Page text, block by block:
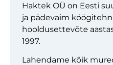
Haktek OÜ on Eesti
ja pädevaim
hooldusettevõte
1997.
Lahendame kõik